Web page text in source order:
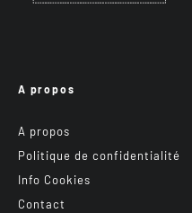
A propos
A propos
Politique de confidentialité
Info Cookies
Contact